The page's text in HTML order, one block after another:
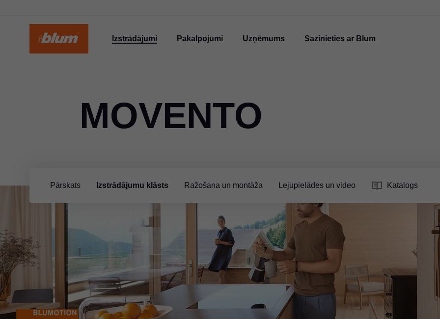
Izstrādājumi Pakalpojumi Uzņēmums Sazinieties ar Blum
Pārskats Izstrādājumu klāsts Ražošana un montāža Lejupielādes un video Katalogs
MOVENTO